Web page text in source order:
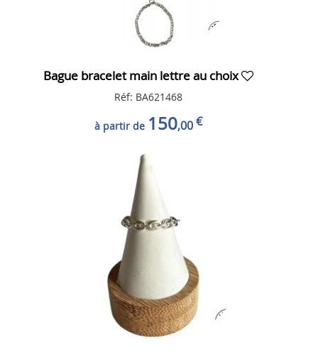
Bague bracelet main lettre au choix
Réf: BA621468
à partir de 150,00€